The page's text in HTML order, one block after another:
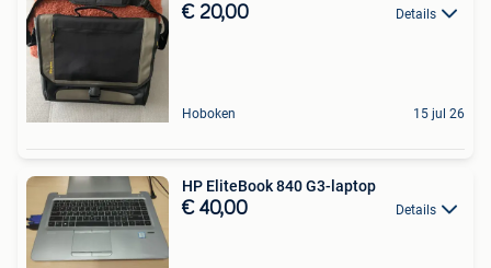
€ 20,00 Details
Hoboken 15 jul 26
HP EliteBook 840 G3-laptop
€ 40,00 Details